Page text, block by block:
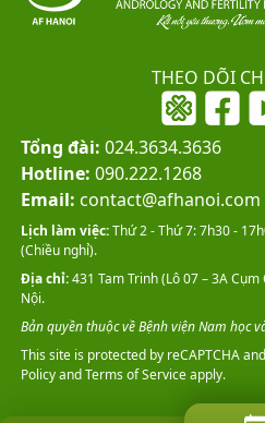
THEO DÕI
Tổng đài: 024.3634.3636
Hotline: 090.222.1268
Email: contact@afhanoi.com
This site is protected by reCAPTCHA
PolicyandTerms of Serviceapply.
Lịch làm việc:Thứ 2 - Thứ 7: 7h30 -
(Chiều nghỉ).
Địa chỉ:431 Tam Trinh (Lô 07 – 3A
Nội.
Bản quyền thuộc về Bệnh viện Nam học